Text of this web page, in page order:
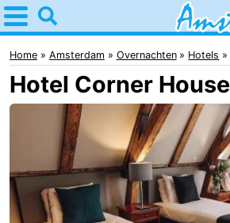
Home
Amsterdam
Reisplan
kinderen
jongeren
Gratis
Home Amsterdam Overnachten Hotels
Hotel Corner House